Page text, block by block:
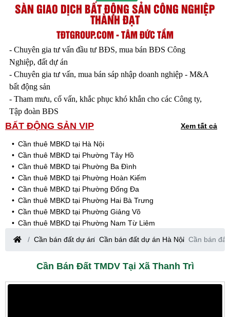
SÀN GIAO DỊCH BẤT ĐỘNG SẢN CÔNG NGHIỆP
THÀNH ĐẠT
TĐTGROUP.COM - TÂM ĐỨC TẦM
- Chuyên gia tư vấn đầu tư BĐS, mua bán BĐS Công
Nghiệp, đất dự án
- Chuyên gia tư vấn, mua bán sáp nhập doanh nghiệp - M&A
bất động sản
- Tham mưu, cố vấn, khắc phục khó khắn cho các Công ty,
Tập đoàn BĐS
BẤT ĐỘNG SẢN VIP Xem tất cả
Cần thuê MBKD tại Hà Nội
Cần thuê MBKD tại Phường Tây Hồ
Cần thuê MBKD tại Phường Ba Đình
Cần thuê MBKD tại Phường Hoàn Kiếm
Cần thuê MBKD tại Phường Đống Đa
Cần thuê MBKD tại Phường Hai Bà Trưng
Cần thuê MBKD tại Phường Giảng Võ
Cần thuê MBKD tại Phường Nam Từ Liêm
Cần thuê MBKD tại Phường Cầu Giấy
Cần thuê MBKD tại Phường Thanh Xuân
Cần thuê MBKD tại Phường Hà Đông
Cần thuê MBKD tại Phường Hoàng Mai
Cần bán đất dự án Cần bán đất dự án Hà Nội Cần bán
Cần Bán Đất TMDV Tại Xã Thanh Trì